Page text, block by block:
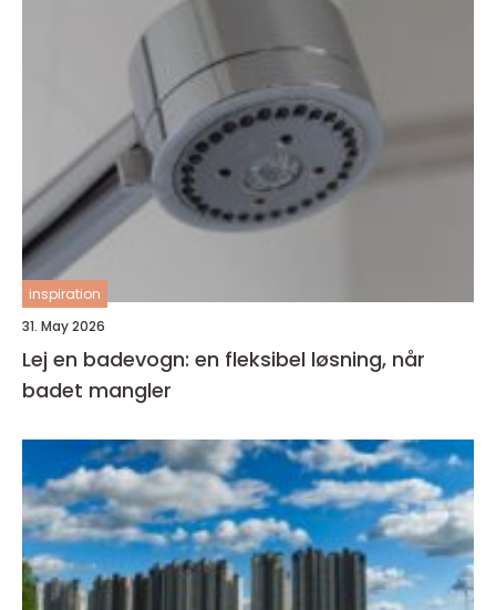
inspiration
31. May 2026
Lej en badevogn: en fleksibel løsning, når
badet mangler